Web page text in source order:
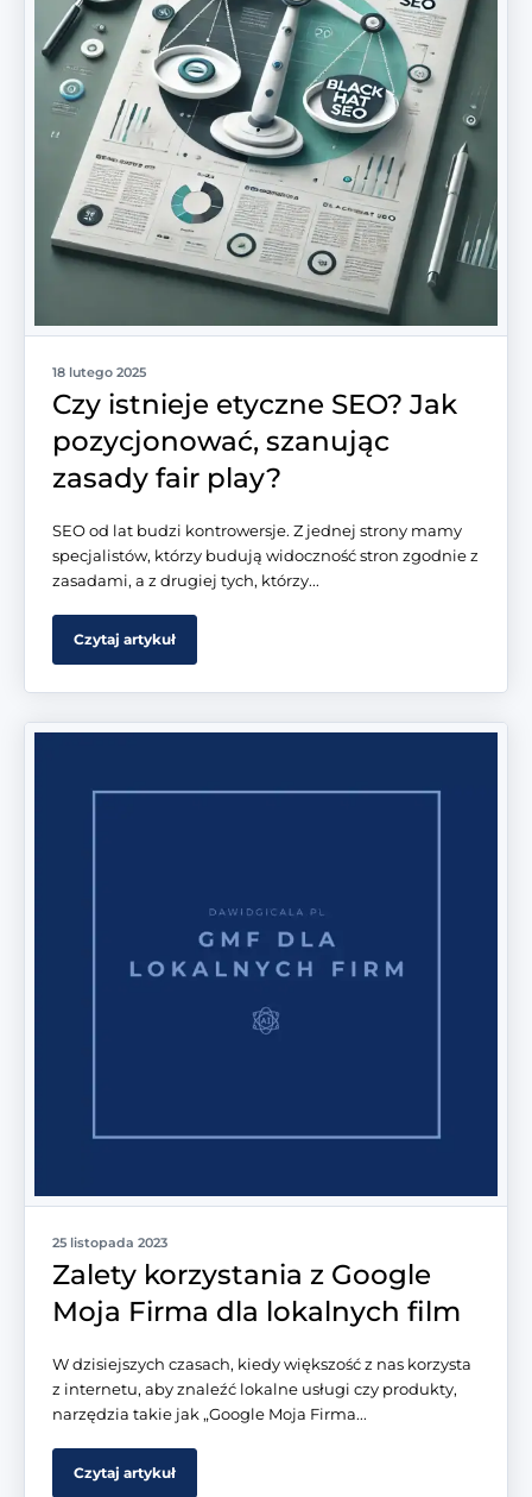
18 lutego 2025
Czy istnieje etyczne SEO? Jak
pozycjonować, szanując
zasady fair play?
SEO od lat budzi kontrowersje. Z jednej strony mamy
specjalistów, którzy budują widoczność stron zgodnie z
zasadami, a z drugiej tych, którzy...
Czytaj artykuł
25 listopada 2023
Zalety korzystania z Google
Moja Firma dla lokalnych film
W dzisiejszych czasach, kiedy większość z nas korzysta
z internetu, aby znaleźć lokalne usługi czy produkty,
narzędzia takie jak „Google Moja Firma...
Czytaj artykuł